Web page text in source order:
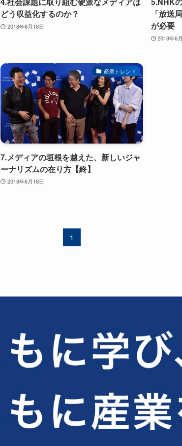
どう収益化するのか？
2018年6月18日
「放送
が必要
2018年6
産業トレンド
7.メディアの垣根を越えた、新しいジャ
ーナリズムの在り方【終】
2018年6月18日
1